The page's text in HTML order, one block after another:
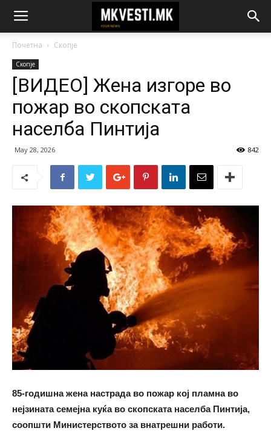
Почетна Скопје
Скопје
[ВИДЕО] Жена изгоре во
пожар во скопската
населба Пинтија
May 28, 2026 842
85-годишна жена настрада во пожар кој пламна во
нејзината семејна куќа во скопската населба Пинтија,
соопшти Министерството за внатрешни работи.